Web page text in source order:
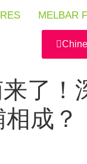
MELBAR
MELBAR
MELBAR
了！
成？